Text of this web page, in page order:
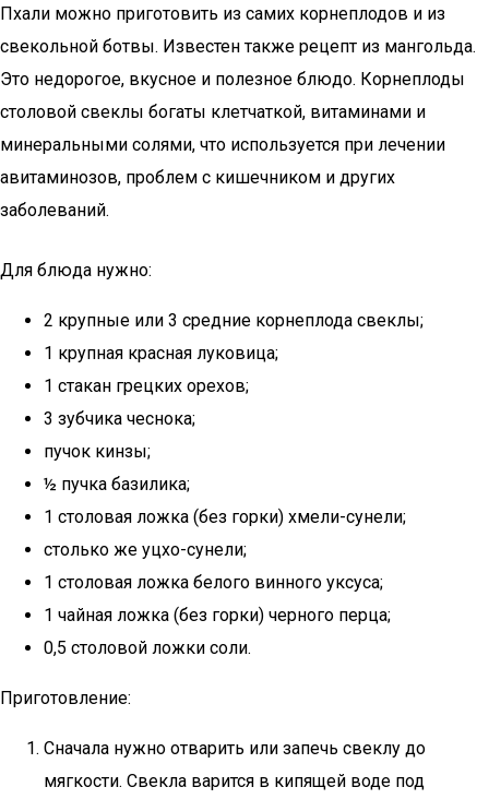
Пхали можно приготовить из самих корнеплодов и из
свекольной ботвы. Известен также рецепт из мангольда.
Это недорогое, вкусное и полезное блюдо. Корнеплоды
столовой свеклы богаты клетчаткой, витаминами и
минеральными солями, что используется при лечении
авитаминозов, проблем с кишечником и других
заболеваний.
Для блюда нужно:
2 крупные или 3 средние корнеплода свеклы;
1 крупная красная луковица;
1 стакан грецких орехов;
3 зубчика чеснока;
пучок кинзы;
½ пучка базилика;
1 столовая ложка (без горки) хмели-сунели;
столько же уцхо-сунели;
1 столовая ложка белого винного уксуса;
1 чайная ложка (без горки) черного перца;
0,5 столовой ложки соли.
Приготовление:
Сначала нужно отварить или запечь свеклу до
мягкости. Свекла варится в кипящей воде под